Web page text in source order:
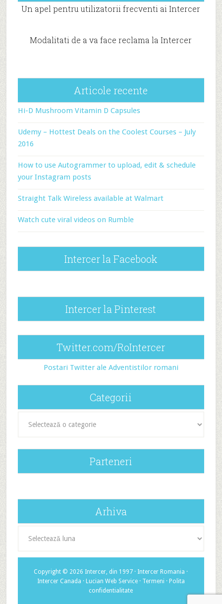
Un apel pentru utilizatorii frecventi ai Intercer
Modalitati de a va face reclama la Intercer
Articole recente
Hi-D Mushroom Vitamin D Capsules
Udemy – Hottest Deals on the Coolest Courses – July
2016
How to use Autogrammer to upload, edit & schedule
your Instagram posts
Straight Talk Wireless available at Walmart
Watch cute viral videos on Rumble
Intercer la Facebook
Intercer la Pinterest
Twitter.com/RoIntercer
Postari Twitter ale Adventistilor romani
Categorii
Parteneri
Arhiva
Copyright © 2026 Intercer, din 1997 · Intercer Romania ·
Intercer Canada · Lucian Web Service· Termeni · Polita
confidentialitate